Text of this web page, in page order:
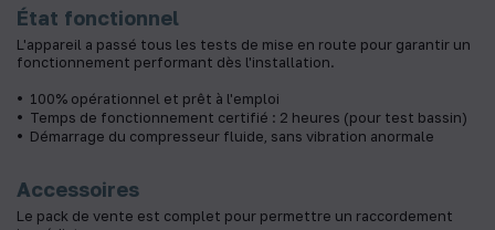
État fonctionnel
L'appareil a passé tous les tests de mise en route pour garantir un
fonctionnement performant dès l'installation.
100% opérationnel et prêt à l'emploi
Temps de fonctionnement certifié : 2 heures (pour test bassin)
Démarrage du compresseur fluide, sans vibration anormale
Accessoires
Le pack de vente est complet pour permettre un raccordement